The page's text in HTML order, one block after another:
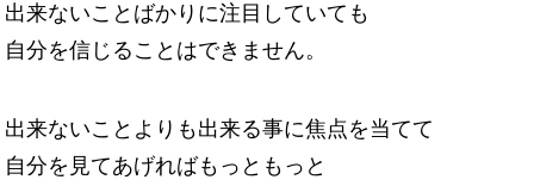
出来ないことばかりに注目していても
自分を信じることはできません。
出来ないことよりも出来る事に焦点を当てて
自分を見てあげればもっともっと